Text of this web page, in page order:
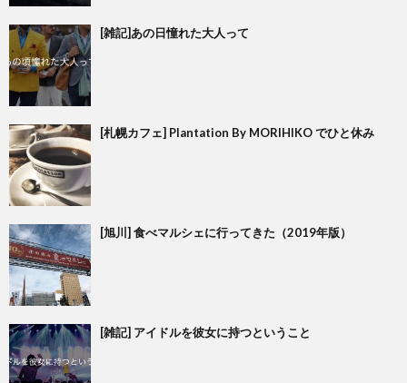
[雑記]あの日憧れた大人って
[札幌カフェ] Plantation By MORIHIKO でひと休み
[旭川] 食べマルシェに行ってきた（2019年版）
[雑記] アイドルを彼女に持つということ